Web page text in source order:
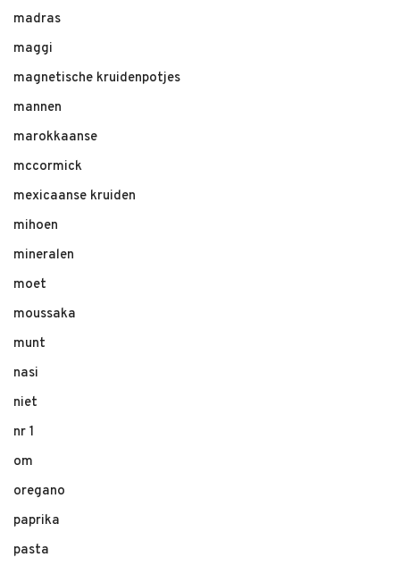
madras
maggi
magnetische kruidenpotjes
mannen
marokkaanse
mccormick
mexicaanse kruiden
mihoen
mineralen
moet
moussaka
munt
nasi
niet
nr 1
om
oregano
paprika
pasta